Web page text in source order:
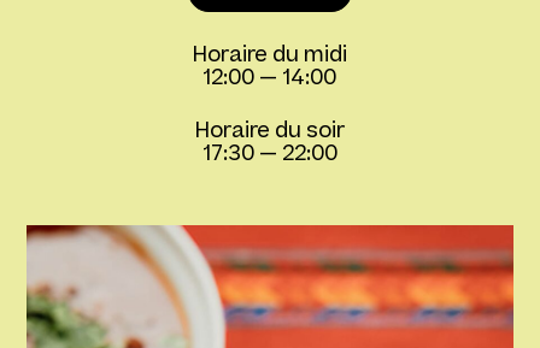
Horaire du midi
12:00 — 14:00
Horaire du soir
17:30— 22:00